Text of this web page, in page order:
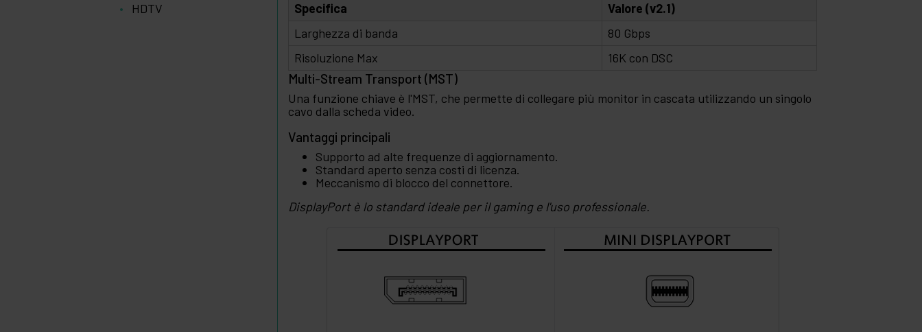
HDTV
Specifica
Valore (v2.1)
Larghezza di banda
80 Gbps
Risoluzione Max
16K con DSC
Multi-Stream Transport (MST)
Una funzione chiave è l'MST, che permette di collegare più monitor in cascata utilizzando un singolo
cavo dalla scheda video.
Vantaggi principali
Supporto ad alte frequenze di aggiornamento.
Standard aperto senza costi di licenza.
Meccanismo di blocco del connettore.
DisplayPort è lo standard ideale per il gaming e l'uso professionale.